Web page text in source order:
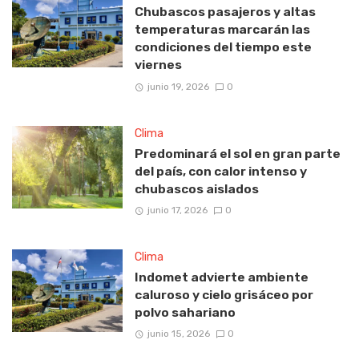
Chubascos pasajeros y altas
temperaturas marcarán las
condiciones del tiempo este
viernes
junio 19, 2026 0
Clima
Predominará el sol en gran parte
del país, con calor intenso y
chubascos aislados
junio 17, 2026 0
Clima
Indomet advierte ambiente
caluroso y cielo grisáceo por
polvo sahariano
junio 15, 2026 0